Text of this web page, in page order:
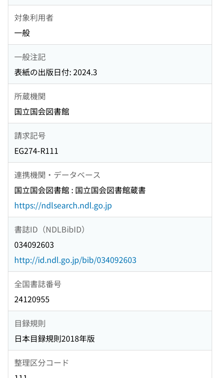
対象利用者
一般
一般注記
表紙の出版日付: 2024.3
所蔵機関
国立国会図書館
請求記号
EG274-R111
連携機関・データベース
国立国会図書館 : 国立国会図書館蔵書
https://ndlsearch.ndl.go.jp
書誌ID（NDLBibID）
034092603
http://id.ndl.go.jp/bib/034092603
全国書誌番号
24120955
目録規則
日本目録規則2018年版
整理区分コード